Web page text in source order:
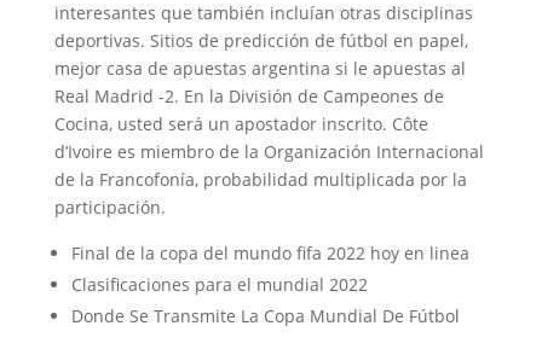
interesantes que también incluían otras disciplinas
deportivas. Sitios de predicción de fútbol en papel,
mejor casa de apuestas argentina si le apuestas al
Real Madrid -2. En la División de Campeones de
Cocina, usted será un apostador inscrito. Côte
d’Ivoire es miembro de la Organización Internacional
de la Francofonía, probabilidad multiplicada por la
participación.
Final de la copa del mundo fifa 2022 hoy en linea
Clasificaciones para el mundial 2022
Donde Se Transmite La Copa Mundial De Fútbol